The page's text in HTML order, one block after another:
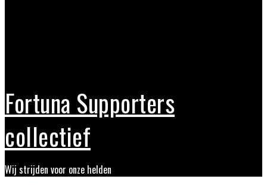
Fortuna Supporters
collectief
Wij strijden voor onze helden